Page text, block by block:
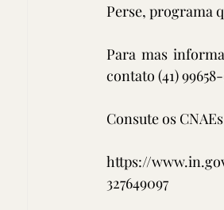
Perse, programa
Para mas
contato (41)
Consute os
https://
327649097